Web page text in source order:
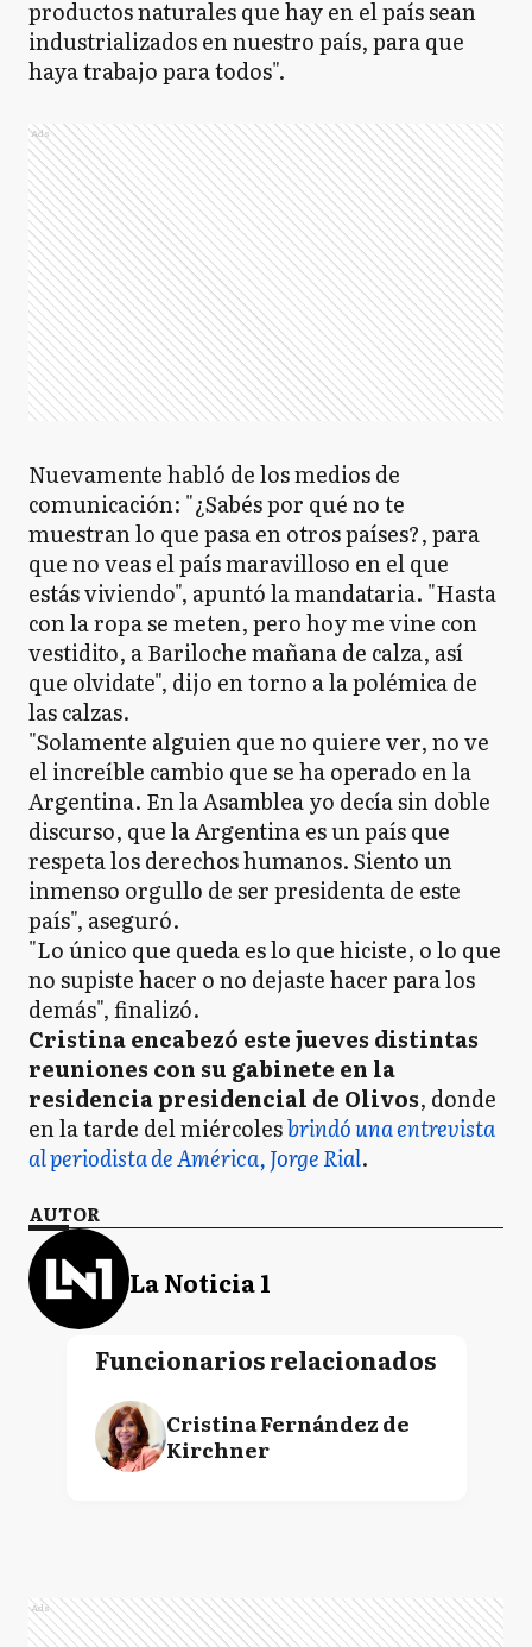
productos naturales que hay en el país sean
industrializados en nuestro país, para que
haya trabajo para todos".
Ads
Nuevamente habló de los medios de
comunicación: "¿Sabés por qué no te
muestran lo que pasa en otros países?, para
que no veas el país maravilloso en el que
estás viviendo", apuntó la mandataria. "Hasta
con la ropa se meten, pero hoy me vine con
vestidito, a Bariloche mañana de calza, así
que olvidate", dijo en torno a la polémica de
las calzas.
"Solamente alguien que no quiere ver, no ve
el increíble cambio que se ha operado en la
Argentina. En la Asamblea yo decía sin doble
discurso, que la Argentina es un país que
respeta los derechos humanos. Siento un
inmenso orgullo de ser presidenta de este
país", aseguró.
"Lo único que queda es lo que hiciste, o lo que
no supiste hacer o no dejaste hacer para los
demás", finalizó.
Cristina encabezó este jueves distintas
reuniones con su gabinete en la
residencia presidencial de Olivos, donde
en la tarde del miércolesbrindó una entrevista
al periodista de América, Jorge Rial.
AUTOR
La Noticia 1
Funcionarios relacionados
Cristina Fernández de
Kirchner
Ads